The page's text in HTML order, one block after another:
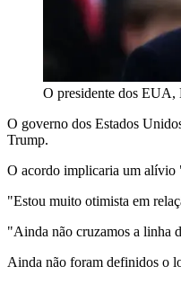
O presidente dos EUA,
O governo dos Estados
Trump.
O acordo implicaria um alívio
"Estou muito otimista em
"Ainda não cruzamos a linha
Ainda não foram definidos o